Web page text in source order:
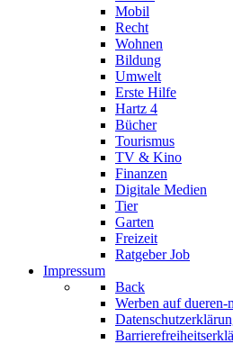
Mobil
Recht
Wohnen
Bildung
Umwelt
Erste Hilfe
Hartz 4
Bücher
Tourismus
TV & Kino
Finanzen
Digitale Medien
Tier
Garten
Freizeit
Ratgeber Job
Impressum
Back
Werben auf dueren-